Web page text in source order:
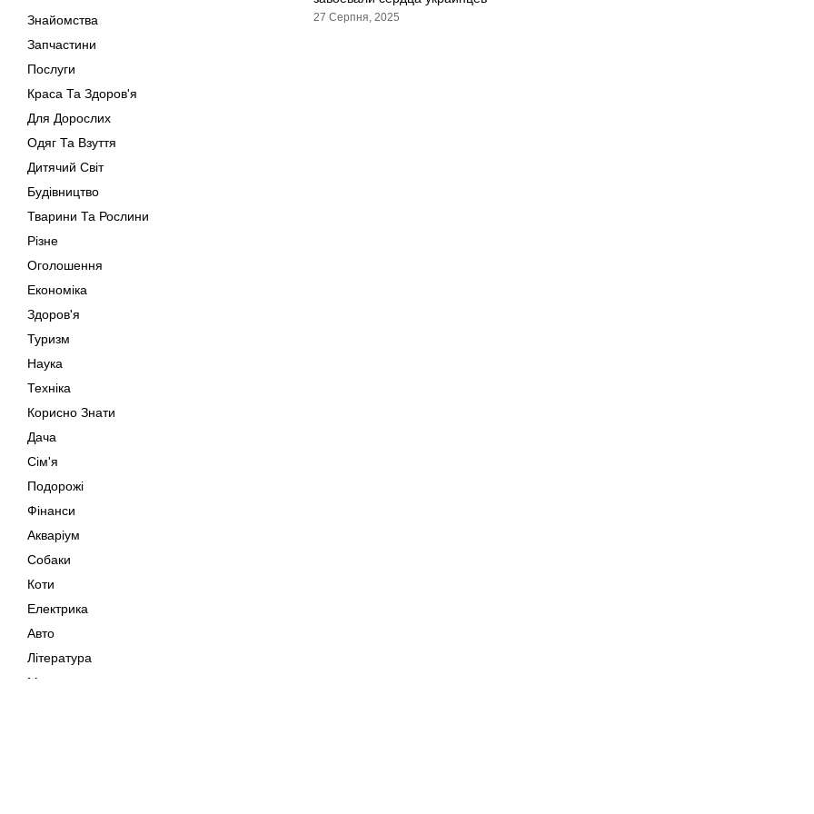
Знайомства
Запчастини
Послуги
Краса Та Здоров'я
Для Дорослих
Одяг Та Взуття
Дитячий Світ
Будівництво
Тварини Та Рослини
Різне
Оголошення
Економіка
Здоров'я
Туризм
Наука
Техніка
Корисно Знати
Дача
Сім'я
Подорожі
Фінанси
Акваріум
Собаки
Коти
Електрика
Авто
Література
Музика
27 Серпня, 2025